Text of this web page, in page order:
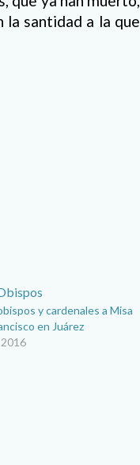
santidad a la que
y cardenales a Misa
en Juárez